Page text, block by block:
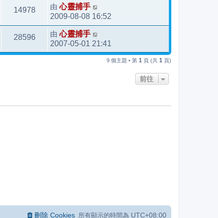
14978 由心靈捕手
2009-08-08 16:52
28596 由心靈捕手
2007-05-01 21:41
9 個主題 • 第 1 頁 (共 1 頁)
前往
所有顯示的時間為 UTC+08:00
刪除 Cookies